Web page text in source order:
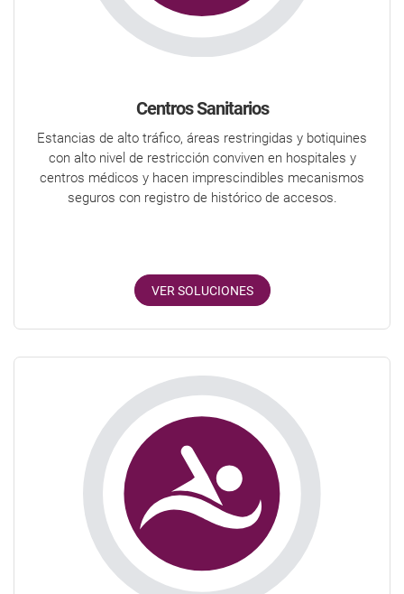
Centros Sanitarios
Estancias de alto tráfico, áreas restringidas y botiquines
con alto nivel de restricción conviven en hospitales y
centros médicos y hacen imprescindibles mecanismos
seguros con registro de histórico de accesos.
VER SOLUCIONES